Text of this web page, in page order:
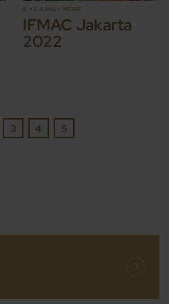
IL Y A 4 ANS — MESSE
IFMAC Jakarta
2022
3 4 5